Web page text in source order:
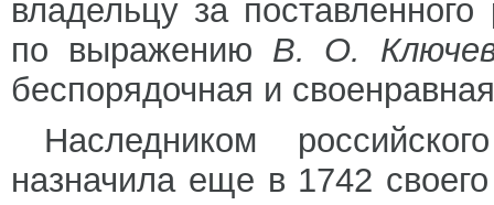
владельцу за
по выражению В. О.
беспорядочная и
Наследником
назначила еще в 1742